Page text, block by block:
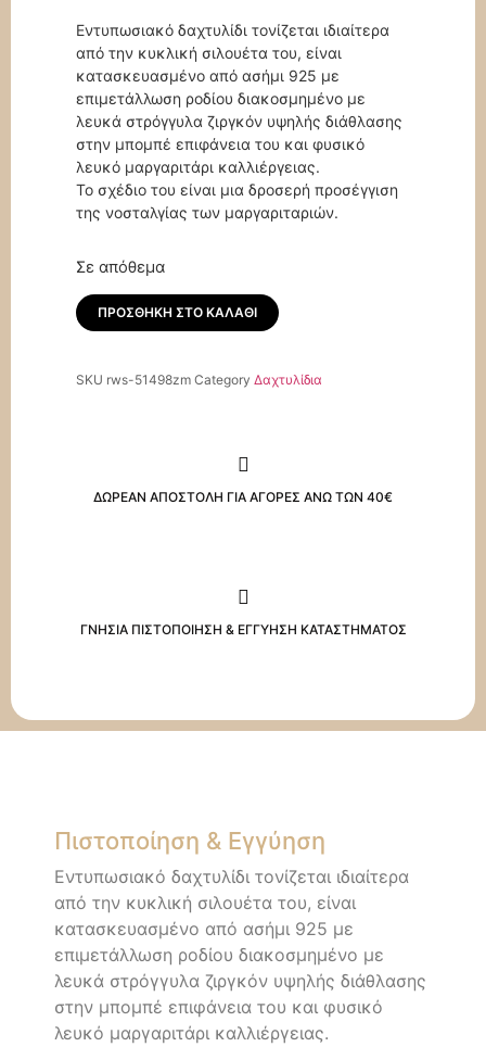
Εντυπωσιακό δαχτυλίδι τονίζεται ιδιαίτερα
από την κυκλική σιλουέτα του, είναι
κατασκευασμένο από ασήμι 925 με
επιμετάλλωση ροδίου διακοσμημένο με
λευκά στρόγγυλα ζιργκόν υψηλής διάθλασης
στην μπομπέ επιφάνεια του και φυσικό
λευκό μαργαριτάρι καλλιέργειας.
Το σχέδιο του είναι μια δροσερή προσέγγιση
της νοσταλγίας των μαργαριταριών.
Σε απόθεμα
ΠΡΟΣΘΉΚΗ ΣΤΟ ΚΑΛΆΘΙ
SKU rws-51498zm Category Δαχτυλίδια
ΔΩΡΕΑΝ ΑΠΟΣΤΟΛΗ ΓΙΑ ΑΓΟΡΕΣ ΑΝΩ ΤΩΝ 40€
ΓΝΗΣΙΑ ΠΙΣΤΟΠΟΙΗΣΗ & ΕΓΓΥΗΣΗ ΚΑΤΑΣΤΗΜΑΤΟΣ
Πιστοποίηση & Εγγύηση
Εντυπωσιακό δαχτυλίδι τονίζεται ιδιαίτερα
από την κυκλική σιλουέτα του, είναι
κατασκευασμένο από ασήμι 925 με
επιμετάλλωση ροδίου διακοσμημένο με
λευκά στρόγγυλα ζιργκόν υψηλής διάθλασης
στην μπομπέ επιφάνεια του και φυσικό
λευκό μαργαριτάρι καλλιέργειας.